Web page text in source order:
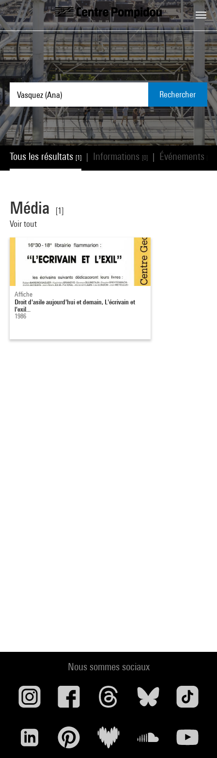
Aller au contenu principal
Centre Pompidou
Rechercher
Tous les résultats [1] Informations [0] Événements
Média
[1]
Voir tout
Affiche
Droit d'asile aujourd'hui et demain, L'écrivain et
l'exil...
1986
Nous sommes sociaux